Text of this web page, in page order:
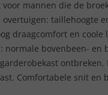
mannen die de
overtuigen: taillehoogte
draagcomfort en coole
bovenbeen- en
ontbreken.
Comfortabele snit en